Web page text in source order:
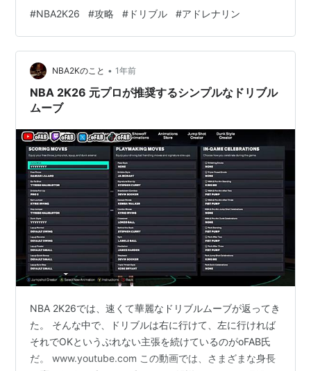
画で学んでみたい。 www.youtube.com この動画では、
身長６'8のビルドに合わせたドリブルアニメーションを
紹介している。でも、その動きはほとんどのビルドで使
える。 アドレナリンをなくさない方法 R2を押しながらエ
スケープムーブを4回繰り返すとアドレナリンがなくな
る。だ…
#NBA2K26 #攻略 # ドリブル #アドレナリン
NBA2Kのこと • 1年前
NBA 2K26 元プロが推奨するシンプルなドリブル
ムーブ
NBA 2K26では、速くて華麗なドリブルムーブが返ってき
た。 そんな中で、ドリブルは右に行けて、左に行ければ
それでOKというぶれない主張を続けているのがoFAB氏
だ。 www.youtube.com この動画では、さまざまな身長